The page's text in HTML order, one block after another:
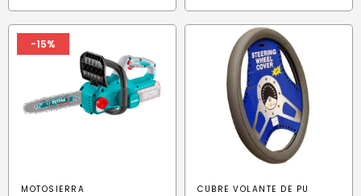
-15%
MOTOSIERRA CUBRE VOLANTE DE PU